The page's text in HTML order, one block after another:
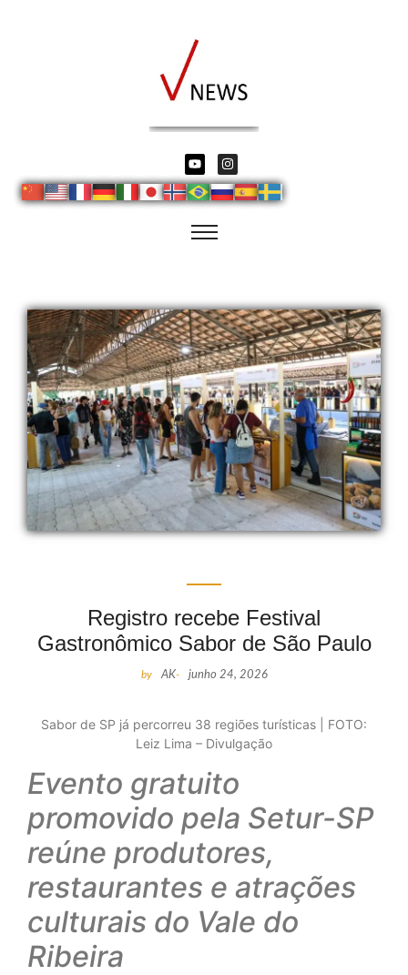
Registro recebe Festival
Gastronômico Sabor de São Paulo
by AK- junho 24, 2026
Sabor de SP já percorreu 38 regiões turísticas | FOTO:
Leiz Lima – Divulgação
Evento gratuito
promovido pela Setur-SP
reúne produtores,
restaurantes e atrações
culturais do Vale do
Ribeira